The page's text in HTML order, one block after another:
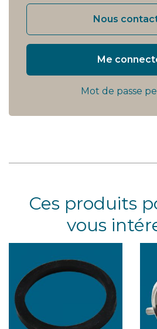
Nous
Me
Mot de passe
Ces produits
vous